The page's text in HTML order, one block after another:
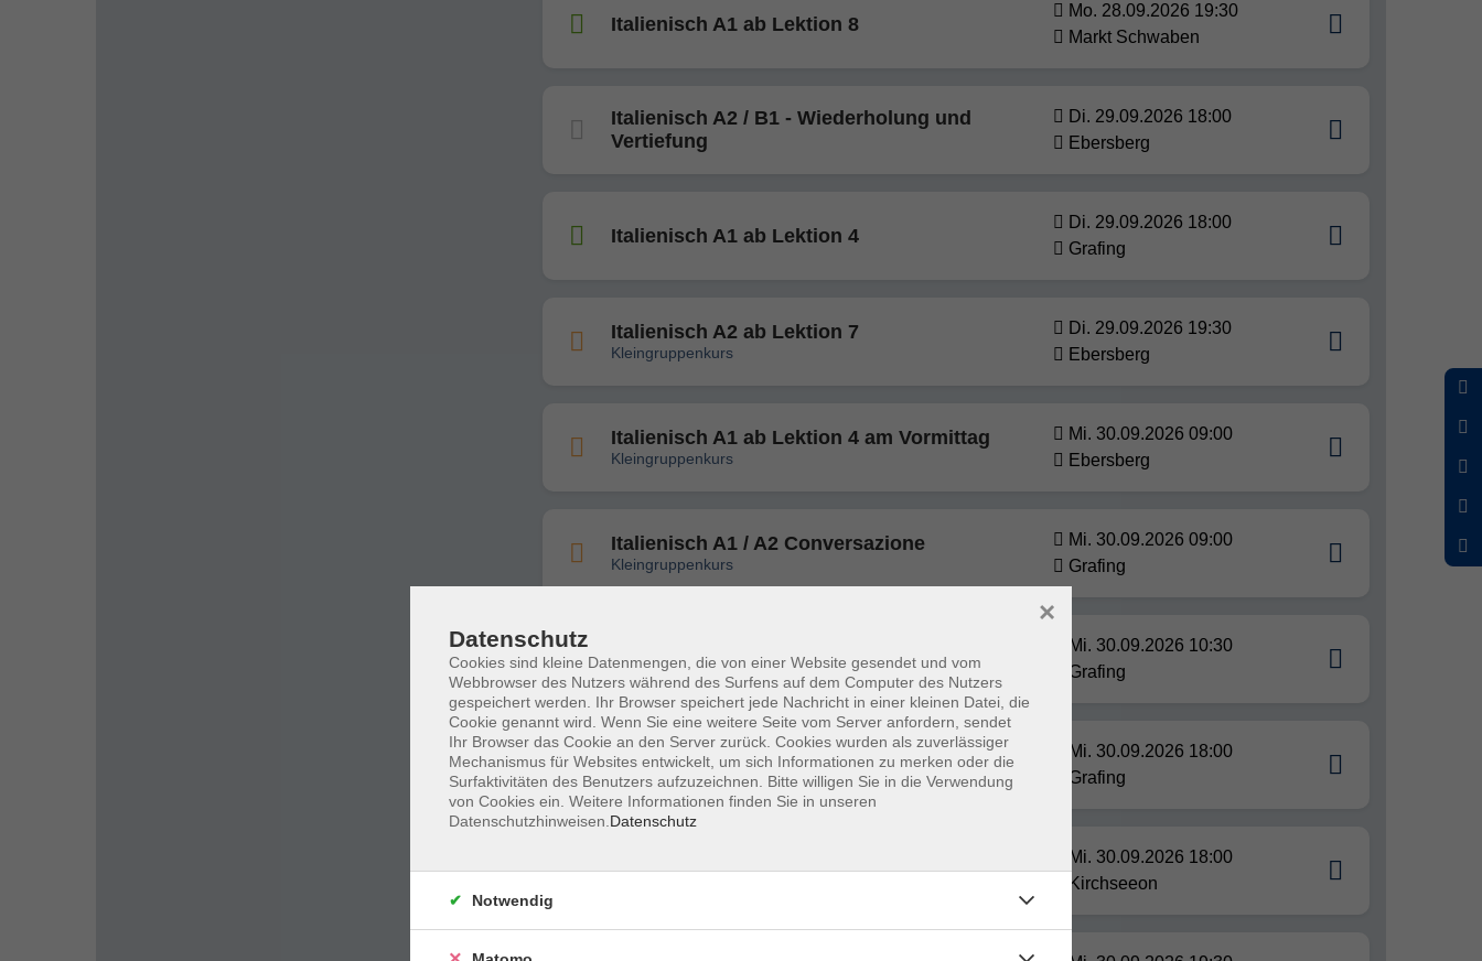
Italienisch A1 ab Lektion 8
Mo. 28.09.2026 19:30
Markt Schwaben
Italienisch A2 / B1 - Wiederholung und
Vertiefung
Di. 29.09.2026 18:00
Ebersberg
Italienisch A1 ab Lektion 4
Di. 29.09.2026 18:00
Grafing
Italienisch A2 ab Lektion 7
Kleingruppenkurs
Di. 29.09.2026 19:30
Ebersberg
Italienisch A1 ab Lektion 4 am Vormittag
Kleingruppenkurs
Mi. 30.09.2026 09:00
Ebersberg
Italienisch A1 / A2 Conversazione
Kleingruppenkurs
Mi. 30.09.2026 09:00
Grafing
Italienisch für Anfänger*innen am Vormittag
Mi. 30.09.2026 10:30
Grafing
Italienisch A1 ab Lektion 9
Kleingruppenkurs
Mi. 30.09.2026 18:00
Grafing
Italienisch für Anfänger*innen
Mi. 30.09.2026 18:00
Kirchseeon
Datenschutz
Cookies sind kleine Datenmengen, die von einer Website gesendet und vom
Webbrowser des Nutzers während des Surfens auf dem Computer des Nutzers
gespeichert werden. Ihr Browser speichert jede Nachricht in einer kleinen Datei, die
Cookie genannt wird. Wenn Sie eine weitere Seite vom Server anfordern, sendet
Ihr Browser das Cookie an den Server zurück. Cookies wurden als zuverlässiger
Mechanismus für Websites entwickelt, um sich Informationen zu merken oder die
Surfaktivitäten des Benutzers aufzuzeichnen. Bitte willigen Sie in die Verwendung
von Cookies ein. Weitere Informationen finden Sie in unseren
Datenschutzhinweisen. Datenschutz
×
Notwendig